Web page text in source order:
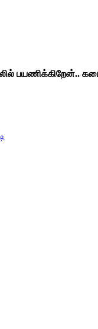
பயணிக்கிறேன்..